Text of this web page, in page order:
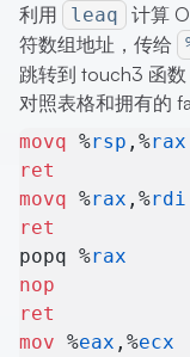
利用
leaq
计算
符数组地址，传给
跳转到 touch3 函数
对照表格和拥有的
movq %rsp ,%rax
ret
movq %rax ,%rdi
ret
popq %rax
nop
ret
mov %eax ,%ecx